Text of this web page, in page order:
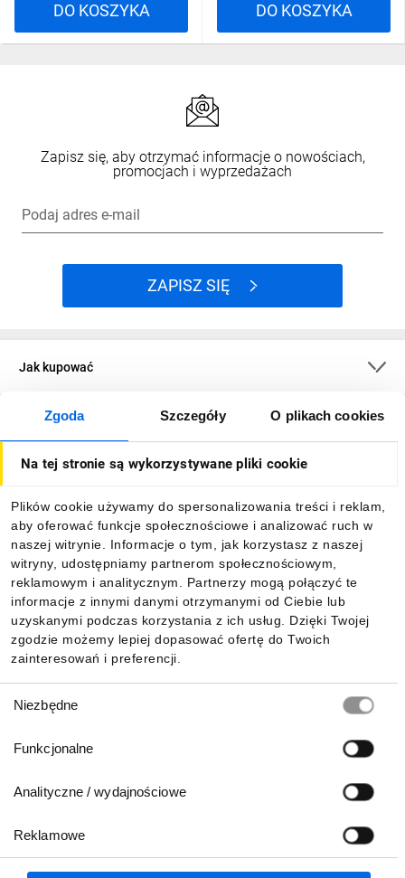
Zgoda Szczegóły O plikach cookies
Na tej stronie są wykorzystywane pliki cookie
Plików cookie używamy do spersonalizowania treści i reklam,
aby oferować funkcje społecznościowe i analizować ruch w
naszej witrynie. Informacje o tym, jak korzystasz z naszej
witryny, udostępniamy partnerom społecznościowym,
reklamowym i analitycznym. Partnerzy mogą połączyć te
informacje z innymi danymi otrzymanymi od Ciebie lub
uzyskanymi podczas korzystania z ich usług. Dzięki Twojej
zgodzie możemy lepiej dopasować ofertę do Twoich
zainteresowań i preferencji.
zgody
Niezbędne
Funkcjonalne
Analityczne / wydajnościowe
Reklamowe
DO KOSZYKA DO KOSZYKA
Zapisz się, aby otrzymać informacje o nowościach,
promocjach i wyprzedażach
Podaj adres e-mail
ZAPISZ SIĘ
Jak kupować
O firmie
Informacje
Pobierz naszą aplikację mobilną:
801 500 700 lub 71 37 61 600